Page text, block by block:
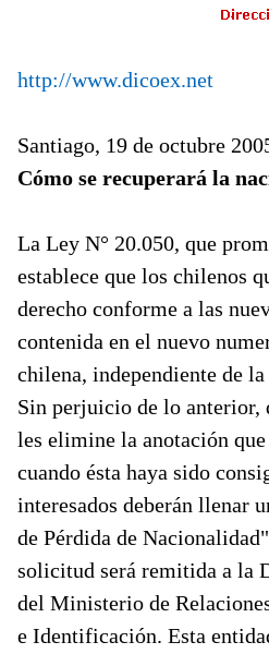
http://www.dicoex.net
Santiago, 19 de octubre
Cómo se recuperará la
La Ley N° 20.050, que
establece que los chilenos
derecho conforme a las
contenida en el nuevo
chilena, independiente de
Sin perjuicio de lo anterior,
les elimine la anotación
cuando ésta haya sido
interesados deberán llenar
de Pérdida de
solicitud será remitida a la
del Ministerio de
e Identificación. Esta